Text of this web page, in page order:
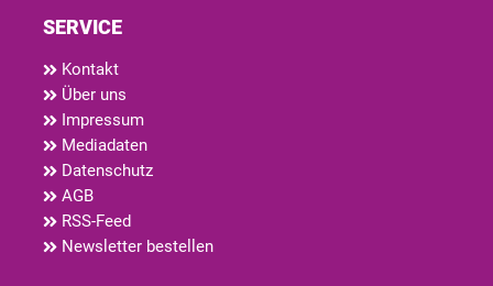
SERVICE
Kontakt
Über uns
Impressum
Mediadaten
Datenschutz
AGB
RSS-Feed
Newsletter bestellen